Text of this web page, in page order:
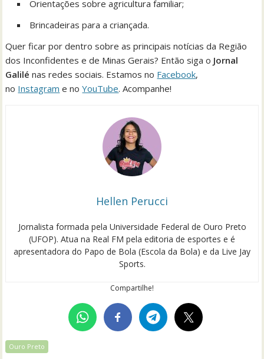
Orientações sobre agricultura familiar;
Brincadeiras para a criançada.
Quer ficar por dentro sobre as principais notícias da Região
dos Inconfidentes e de Minas Gerais? Então siga o Jornal
Galilé nas redes sociais. Estamos no Facebook,
no Instagram e noYouTube. Acompanhe!
Hellen Perucci
Jornalista formada pela Universidade Federal de Ouro Preto
(UFOP). Atua na Real FM pela editoria de esportes e é
apresentadora do Papo de Bola (Escola da Bola) e da Live Jay
Sports.
Compartilhe!
Ouro Preto